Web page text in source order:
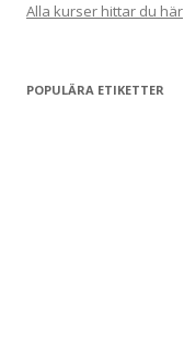
Alla kurser hittar du här
POPULÄRA ETIKETTER